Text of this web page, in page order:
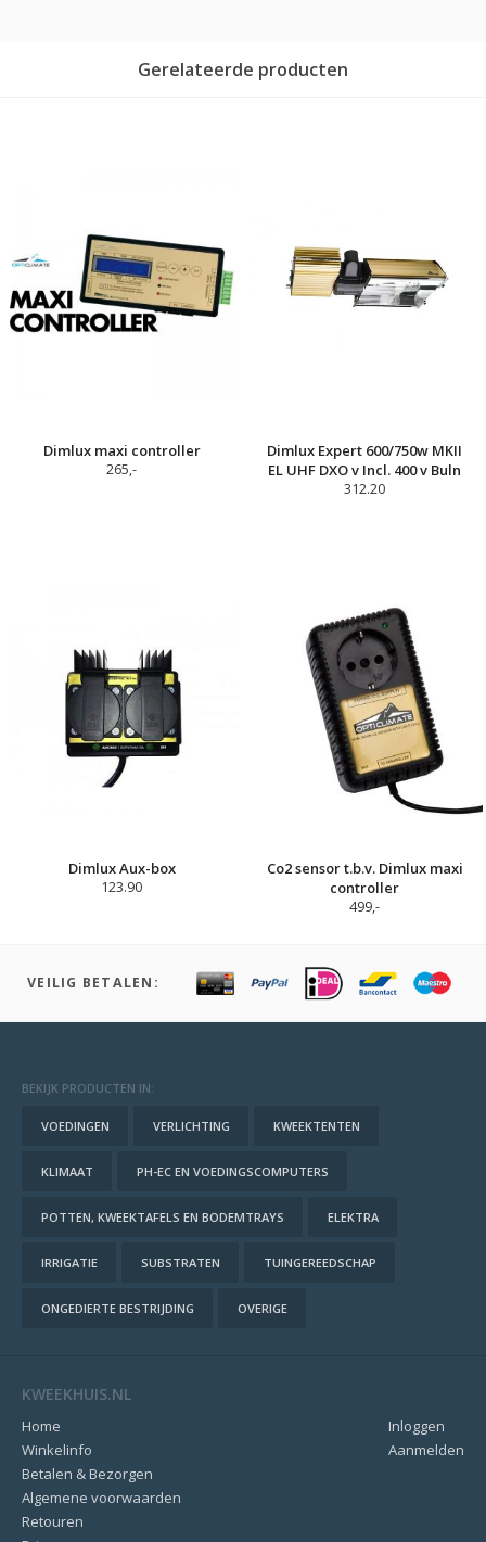
Gerelateerde producten
Dimlux maxi controller
265,-
Dimlux Expert 600/750w MKII
EL UHF DXO v Incl. 400 v Buln
312.20
Dimlux Aux-box
123.90
Co2 sensor t.b.v. Dimlux maxi
controller
499,-
VEILIG BETALEN:
BEKIJK PRODUCTEN IN:
VOEDINGEN VERLICHTING KWEEKTENTEN
KLIMAAT PH-EC EN VOEDINGSCOMPUTERS
POTTEN, KWEEKTAFELS EN BODEMTRAYS ELEKTRA
IRRIGATIE SUBSTRATEN TUINGEREEDSCHAP
ONGEDIERTE BESTRIJDING OVERIGE
KWEEKHUIS.NL
Inloggen
Aanmelden
Home
Winkelinfo
Betalen & Bezorgen
Algemene voorwaarden
Retouren